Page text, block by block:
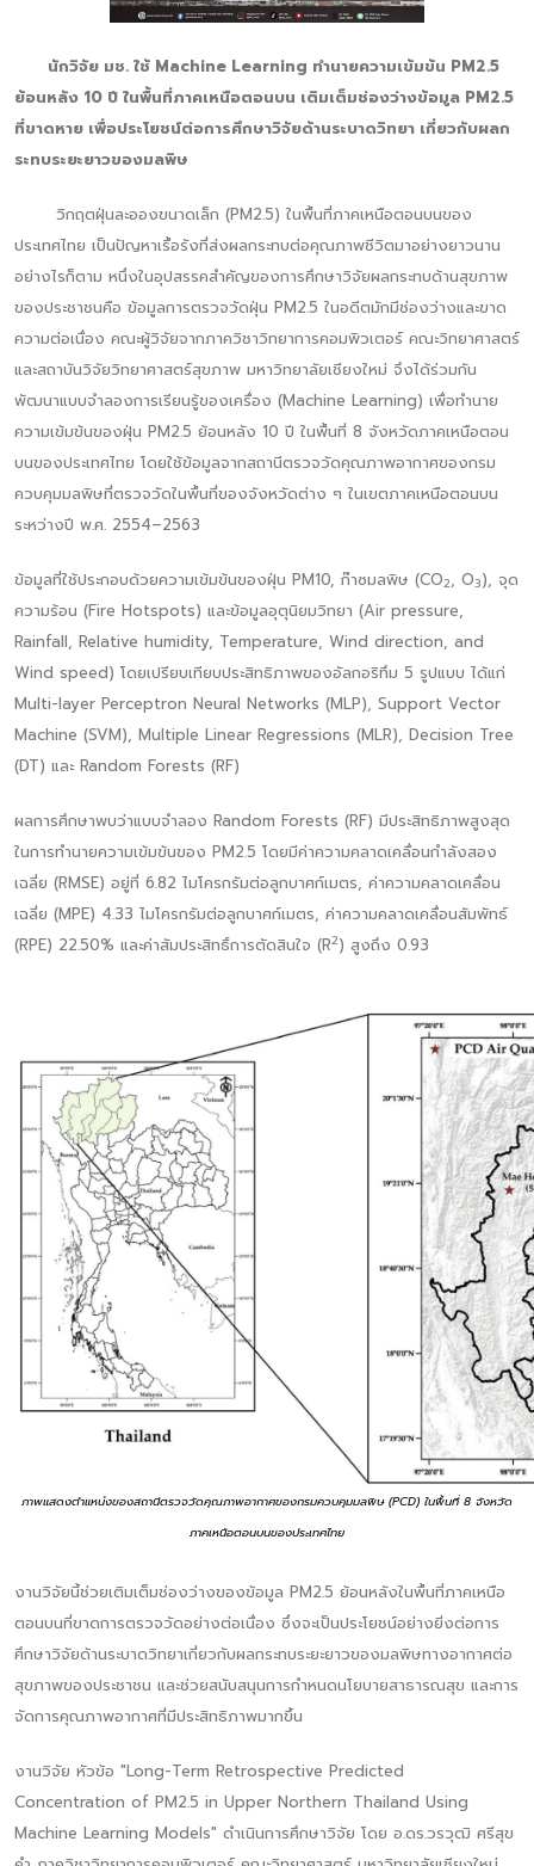
นักวิจัย มช. ใช้ Machine Learning ทำนายความเข้มข้น PM2.5
ย้อนหลัง 10 ปี ในพื้นที่ภาคเหนือตอนบน เติมเต็มช่องว่างข้อมูล PM2.5
ที่ขาดหาย เพื่อประโยชน์ต่อการศึกษาวิจัยด้านระบาดวิทยา เกี่ยวกับผลก
ระทบระยะยาวของมลพิษ
วิกฤตฝุ่นละอองขนาดเล็ก (PM2.5) ในพื้นที่ภาคเหนือตอนบนของ
ประเทศไทย เป็นปัญหาเรื้อรังที่ส่งผลกระทบต่อคุณภาพชีวิตมาอย่างยาวนาน
อย่างไรก็ตาม หนึ่งในอุปสรรคสำคัญของการศึกษาวิจัยผลกระทบด้านสุขภาพ
ของประชาชนคือ ข้อมูลการตรวจวัดฝุ่น PM2.5 ในอดีตมักมีช่องว่างและขาด
ความต่อเนื่อง คณะผู้วิจัยจากภาควิชาวิทยาการคอมพิวเตอร์ คณะวิทยาศาสตร์
และสถาบันวิจัยวิทยาศาสตร์สุขภาพ มหาวิทยาลัยเชียงใหม่ จึงได้ร่วมกัน
พัฒนาแบบจำลองการเรียนรู้ของเครื่อง (Machine Learning) เพื่อทำนาย
ความเข้มข้นของฝุ่น PM2.5 ย้อนหลัง 10 ปี ในพื้นที่ 8 จังหวัดภาคเหนือตอน
บนของประเทศไทย โดยใช้ข้อมูลจากสถานีตรวจวัดคุณภาพอากาศของกรม
ควบคุมมลพิษที่ตรวจวัดในพื้นที่ของจังหวัดต่าง ๆ ในเขตภาคเหนือตอนบน
ระหว่างปี พ.ศ. 2554–2563
ข้อมูลที่ใช้ประกอบด้วยความเข้มข้นของฝุ่น PM10, ก๊าซมลพิษ (CO2, O3), จุด
ความร้อน (Fire Hotspots) และข้อมูลอุตุนิยมวิทยา (Air pressure,
Rainfall, Relative humidity, Temperature, Wind direction, and
Wind speed) โดยเปรียบเทียบประสิทธิภาพของอัลกอริทึม 5 รูปแบบ ได้แก่
Multi-layer Perceptron Neural Networks (MLP), Support Vector
Machine (SVM), Multiple Linear Regressions (MLR), Decision Tree
(DT) และ Random Forests (RF)
ผลการศึกษาพบว่าแบบจำลอง Random Forests (RF) มีประสิทธิภาพสูงสุด
ในการทำนายความเข้มข้นของ PM2.5 โดยมีค่าความคลาดเคลื่อนกำลังสอง
เฉลี่ย (RMSE) อยู่ที่ 6.82 ไมโครกรัมต่อลูกบาศก์เมตร, ค่าความคลาดเคลื่อน
เฉลี่ย (MPE) 4.33 ไมโครกรัมต่อลูกบาศก์เมตร, ค่าความคลาดเคลื่อนสัมพัทธ์
(RPE) 22.50% และค่าสัมประสิทธิ์การตัดสินใจ (R2) สูงถึง 0.93
ภาพแสดงตำแหน่งของสถานีตรวจวัดคุณภาพอากาศของกรมควบคุมมลพิษ (PCD) ในพื้นที่ 8 จังหวัด
ภาคเหนือตอนบนของประเทศไทย
งานวิจัยนี้ช่วยเติมเต็มช่องว่างของข้อมูล PM2.5 ย้อนหลังในพื้นที่ภาคเหนือ
ตอนบนที่ขาดการตรวจวัดอย่างต่อเนื่อง ซึ่งจะเป็นประโยชน์อย่างยิ่งต่อการ
ศึกษาวิจัยด้านระบาดวิทยาเกี่ยวกับผลกระทบระยะยาวของมลพิษทางอากาศต่อ
สุขภาพของประชาชน และช่วยสนับสนุนการกำหนดนโยบายสาธารณสุข และการ
จัดการคุณภาพอากาศที่มีประสิทธิภาพมากขึ้น
งานวิจัย หัวข้อ "Long-Term Retrospective Predicted
Concentration of PM2.5 in Upper Northern Thailand Using
Machine Learning Models" ดำเนินการศึกษาวิจัย โดย อ.ดร.วรวุฒิ ศรีสุข